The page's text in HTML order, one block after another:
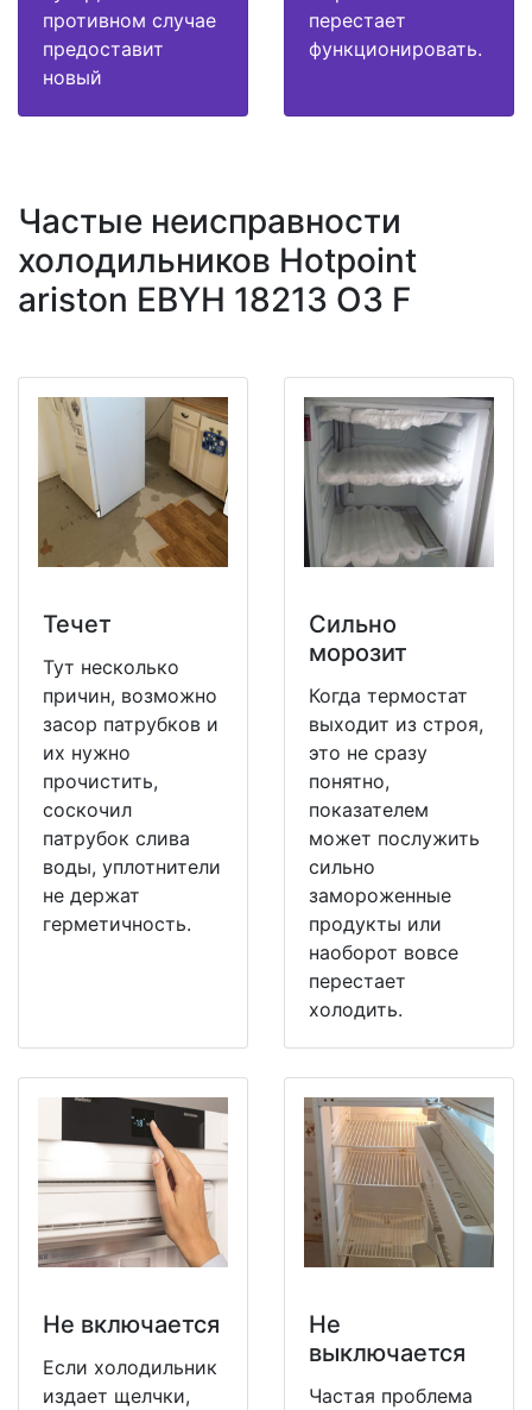
противном случае
предоставит
новый
перестает
функционировать.
Частые неисправности
холодильников Hotpoint
ariston EBYH 18213 O3 F
Течет
Тут несколько
причин, возможно
засор патрубков и
их нужно
прочистить,
соскочил
патрубок слива
воды, уплотнители
не держат
герметичность.
Сильно
морозит
Когда термостат
выходит из строя,
это не сразу
понятно,
показателем
может послужить
сильно
замороженные
продукты или
наоборот вовсе
перестает
холодить.
Не включается
Если холодильник
издает щелчки,
Не
выключается
Частая проблема